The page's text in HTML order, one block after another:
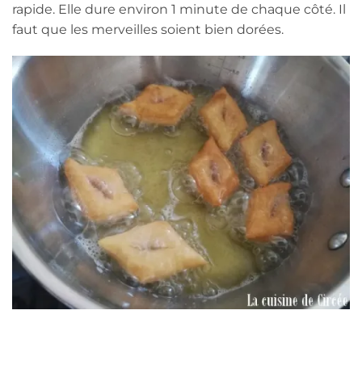
rapide. Elle dure environ 1 minute de chaque côté. Il
faut que les merveilles soient bien dorées.